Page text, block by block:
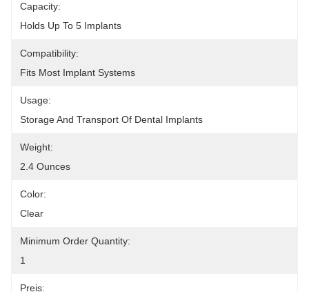
Capacity:
Holds Up To 5 Implants
Compatibility:
Fits Most Implant Systems
Usage:
Storage And Transport Of Dental Implants
Weight:
2.4 Ounces
Color:
Clear
Minimum Order Quantity:
1
Preis: